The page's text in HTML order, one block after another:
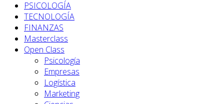
PSICOLOGÍA
TECNOLOGÍA
FINANZAS
Masterclass
Open Class
Psicología
Empresas
Logística
Marketing